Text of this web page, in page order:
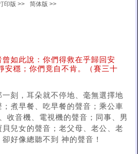
印版 >> 简体版 >>
如此說：你們得救在乎歸回安
安穩；你們竟自不肯。（賽三十
刻，耳朵就不停地、毫無選擇地
煮早餐、吃早餐的聲音；乘公車
收音機、電視機的聲音；同事、男
兒女的聲音；老父母、老公、老
好像總聽不到 神的聲音！